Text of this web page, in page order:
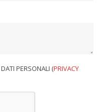
PERSONALI (PRIVACY